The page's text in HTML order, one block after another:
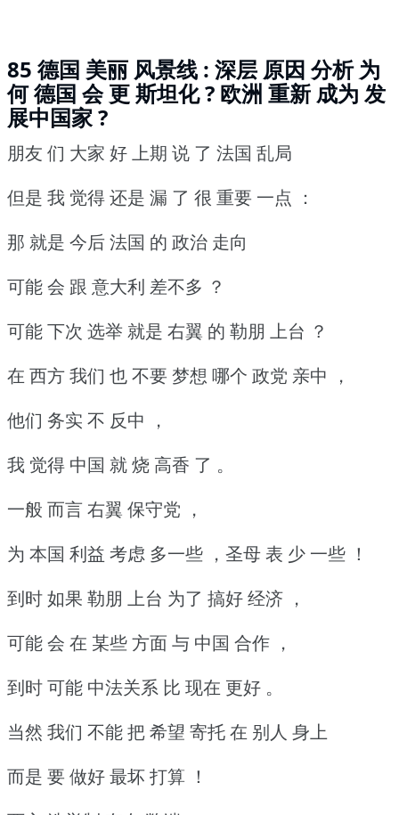
85 德国 美丽 风景线 : 深层 原因 分析 为
何 德国 会 更 斯坦化 ? 欧洲 重新 成为 发
展中国家 ?
朋友 们 大家 好 上期 说 了 法国 乱局
但是 我 觉得 还是 漏 了 很 重要 一点 ：
那 就是 今后 法国 的 政治 走向
可能 会 跟 意大利 差不多 ？
可能 下次 选举 就是 右翼 的 勒朋 上台 ？
在 西方 我们 也 不要 梦想 哪个 政党 亲中 ，
他们 务实 不 反中 ，
我 觉得 中国 就 烧 高香 了 。
一般 而言 右翼 保守党 ，
为 本国 利益 考虑 多一些 ，圣母 表 少 一些 ！
到时 如果 勒朋 上台 为了 搞好 经济 ，
可能 会 在 某些 方面 与 中国 合作 ，
到时 可能 中法关系 比 现在 更好 。
当然 我们 不能 把 希望 寄托 在 别人 身上
而是 要 做好 最坏 打算 ！